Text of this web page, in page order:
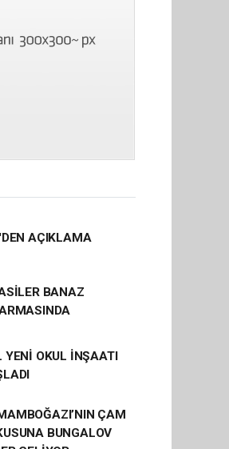
AÇIKLAMA
BANAZ
YENİ OKUL İNŞAATI
ÇAM
BUNGALOV